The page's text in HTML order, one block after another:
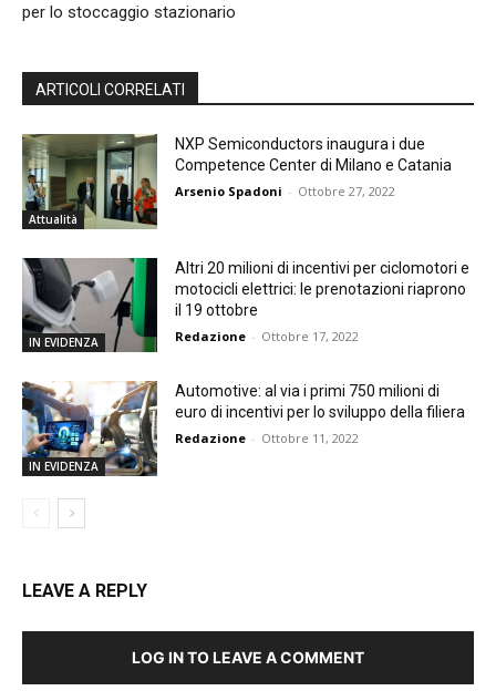
per lo stoccaggio stazionario
ARTICOLI CORRELATI
Attualità
NXP Semiconductors inaugura i due
Competence Center di Milano e Catania
Arsenio Spadoni - Ottobre 27, 2022
IN EVIDENZA
Altri 20 milioni di incentivi per ciclomotori e
motocicli elettrici: le prenotazioni riaprono
il 19 ottobre
Redazione - Ottobre 17, 2022
IN EVIDENZA
Automotive: al via i primi 750 milioni di
euro di incentivi per lo sviluppo della filiera
Redazione - Ottobre 11, 2022
LEAVE A REPLY
LOG IN TO LEAVE A COMMENT